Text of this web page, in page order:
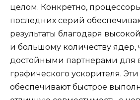
целом. Конкретно,
последних серий
результаты благодаря
и большому количеству ядер,
достойными партнерами для
графического ускорителя. Эти
обеспечивают быстрое